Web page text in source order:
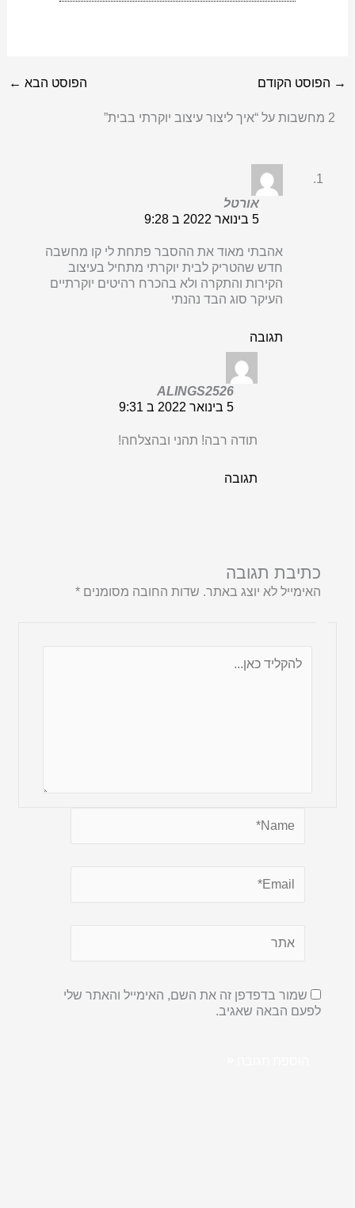
→ הפוסט הקודם הפוסט הבא ←
2 מחשבות על “איך ליצור עיצוב יוקרתי בבית”
אורטל
5 בינואר 2022 ב 9:28
אהבתי מאוד את ההסבר פתחת לי קו מחשבה
חדש שהטריק לבית יוקרתי מתחיל בעיצוב
הקירות והתקרה ולא בהכרח רהיטים יוקרתיים
העיקר סוג הבד נהנתי
תגובה
ALINGS2526
5 בינואר 2022 ב 9:31
תודה רבה! תהני ובהצלחה!
תגובה
כתיבת תגובה
האימייל לא יוצג באתר. שדות החובה מסומנים *
שמור בדפדפן זה את השם, האימייל והאתר שלי
לפעם הבאה שאגיב.